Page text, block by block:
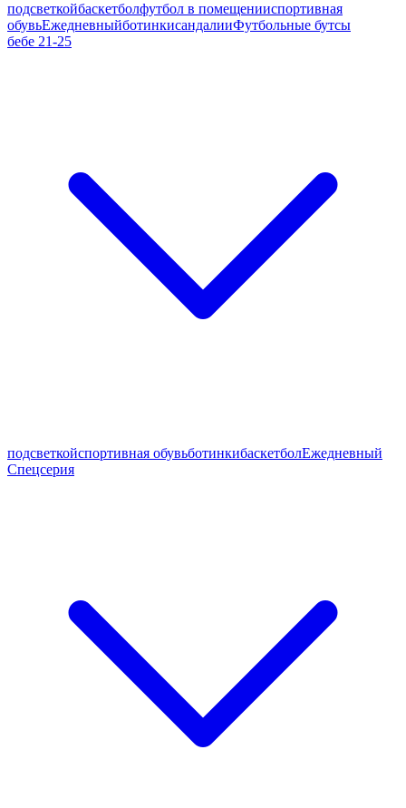
подсветкойбаскетболфутбол в помещенииспортивная
обувьЕжедневныйботинкисандалииФутбольные бутсы
бебе 21-25
подсветкойспортивная обувьботинкибаскетболЕжедневный
Спецсерия